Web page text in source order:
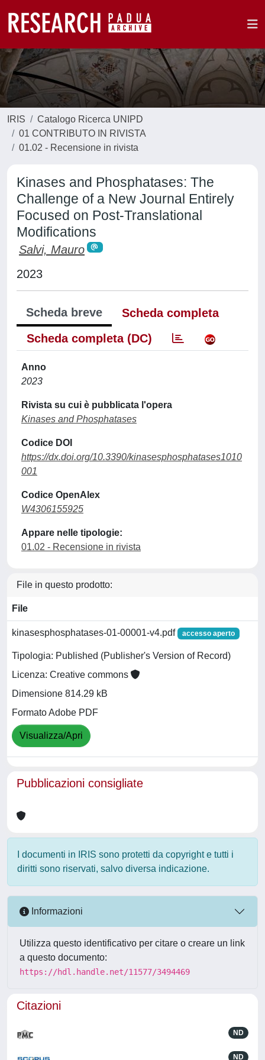
IRIS
Catalogo Ricerca UNIPD
01 CONTRIBUTO IN RIVISTA
01.02 - Recensione in rivista
Kinases and Phosphatases: The
Challenge of a New Journal Entirely
Focused on Post-Translational
Modifications
Salvi, Mauro
2023
Scheda breve
Scheda completa
Scheda completa (DC)
Anno
2023
Rivista su cui è pubblicata l'opera
Kinases and Phosphatases
Codice DOI
https://dx.doi.org/10.3390/kinasesphosphatases1010
001
Codice OpenAlex
W4306155925
Appare nelle tipologie:
01.02 - Recensione in rivista
File in questo prodotto:
File
kinasesphosphatases-01-00001-v4.pdf accesso aperto
Tipologia: Published (Publisher's Version of Record)
Licenza: Creative commons
Dimensione 814.29 kB
Formato Adobe PDF
Visualizza/Apri
Pubblicazioni consigliate
I documenti in IRIS sono protetti da copyright e tutti i
diritti sono riservati, salvo diversa indicazione.
Informazioni
Utilizza questo identificativo per citare o creare un link
a questo documento:
https://hdl.handle.net/11577/3494469
Citazioni
ND
ND